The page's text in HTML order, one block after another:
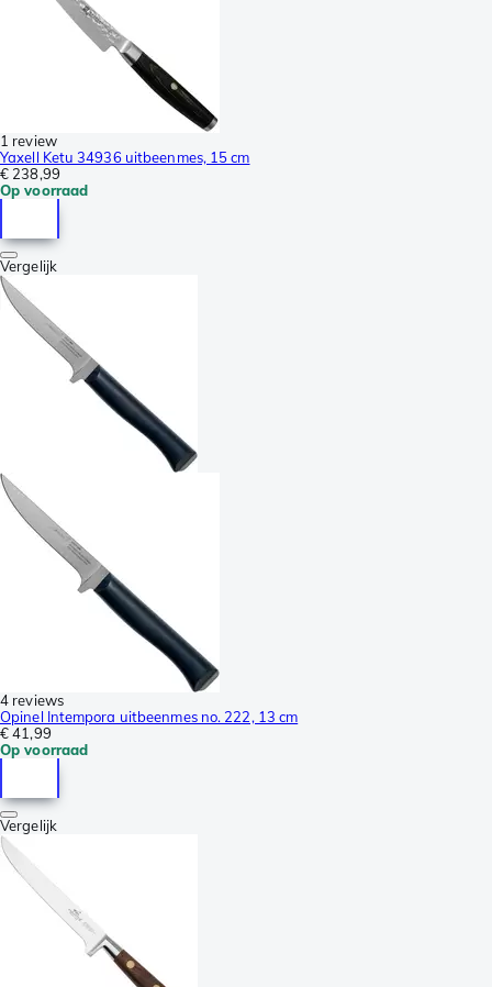
1 review
Yaxell Ketu 34936 uitbeenmes, 15 cm
€ 238,99
Op voorraad
Vergelijk
4 reviews
Opinel Intempora uitbeenmes no. 222, 13 cm
€ 41,99
Op voorraad
Vergelijk